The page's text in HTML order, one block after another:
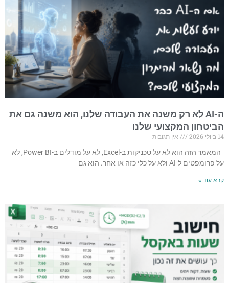
ה-AI לא רק משנה את העבודה שלנו, הוא משנה גם את
הביטחון המקצועי שלנו
14 ביולי 2026
אין תגובות
המאמר הזה הוא לא על טכניקות ב-Excel, לא על מודלים ב-Power BI, לא
על פרומפטים ל-AI ולא על כלי כזה או אחר. הוא גם
קרא עוד »